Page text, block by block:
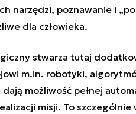
narzędzi, poznawanie i
dla człowieka.
stwarza tutaj
m.in. robotyki,
możliwość pełnej
misji. To